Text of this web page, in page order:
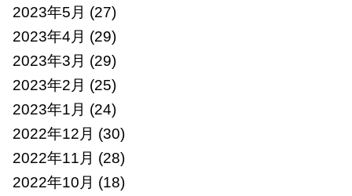
2023年5月 (27)
2023年4月 (29)
2023年3月 (29)
2023年2月 (25)
2023年1月 (24)
2022年12月 (30)
2022年11月 (28)
2022年10月 (18)